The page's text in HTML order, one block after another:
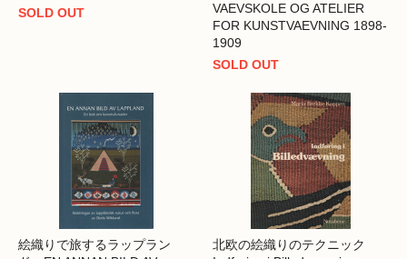
SOLD OUT
VAEVSKOLE OG ATELIER
FOR KUNSTVAEVNING 1898-
1909
SOLD OUT
絵織りで旅するラップラン
北欧の絵織りのテクニック